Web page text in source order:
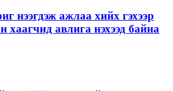
нээгдэж ажлаа хийх гэхээр
хаагчид авлига нэхээд байна